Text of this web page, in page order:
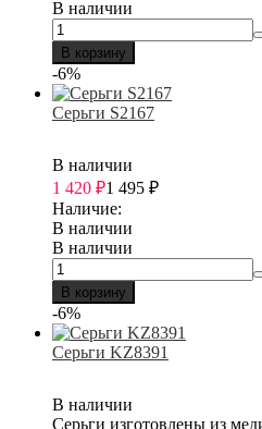
В наличии
В корзину
-6%
Серьги S2167
В наличии
1 420 ₽1 495 ₽
Наличие:
В наличии
В наличии
В корзину
-6%
Серьги KZ8391
В наличии
Серьги изготовлены из